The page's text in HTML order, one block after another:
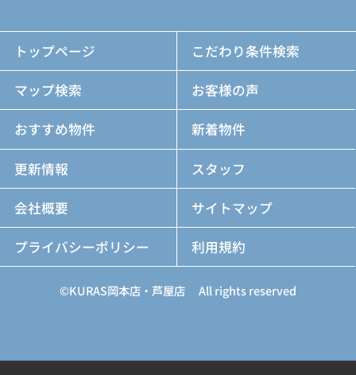
トップページ こだわり条件検索
マップ検索 お客様の声
おすすめ物件 新着物件
更新情報 スタッフ
会社概要 サイトマップ
プライバシーポリシー 利用規約
©KURAS岡本店・芦屋店 All rights reserved